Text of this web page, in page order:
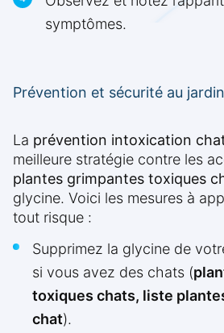
symptômes.
Prévention et sécurité au jardin
La prévention intoxication
meilleure stratégie contre les
plantes grimpantes toxiques
glycine. Voici les mesures à
tout risque :
Supprimez la glycine de
si vous avez des chats (
toxiques chats, liste
chat).